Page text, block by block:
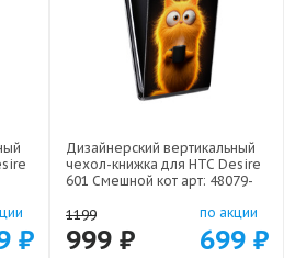
₽
Дизайнерский вертикальный
чехол-книжка для HTC Desire
601 Смешной кот арт: 48079-
1199
999 ₽
по акции
699 ₽